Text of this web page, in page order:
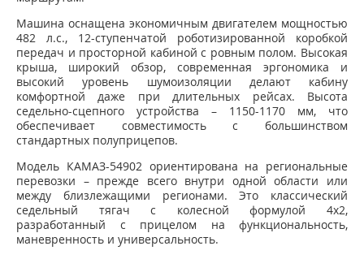
Машина оснащена экономичным двигателем мощностью
482 л.с., 12-ступенчатой роботизированной коробкой
передач и просторной кабиной с ровным полом. Высокая
крыша, широкий обзор, современная эргономика и
высокий уровень шумоизоляции делают кабину
комфортной даже при длительных рейсах. Высота
седельно-сцепного устройства – 1150-1170 мм, что
обеспечивает совместимость с большинством
стандартных полуприцепов.
Модель КАМАЗ-54902 ориентирована на региональные
перевозки – прежде всего внутри одной области или
между близлежащими регионами. Это классический
седельный тягач с колесной формулой 4х2,
разработанный с прицелом на функциональность,
маневренность и универсальность.